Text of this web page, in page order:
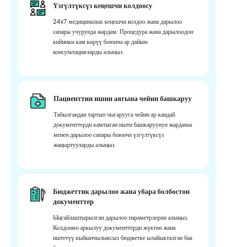
Үзгүлтүксүз кеңешчи колдоосу
24x7 медициналык кеңешчи колдоо жана дарылоо
сапары учурунда жардам. Процедура жана дарылоодон
кийинки кам көрүү боюнча ар дайым
консультацияларды алыңыз.
Пациенттин ишин аягына чейин башкаруу
Табылгандан тартып чыгарууга чейин ар кандай
документтерди камтыган ишти башкаруунун жардамы
менен дарылоо сапары боюнча үзгүлтүксүз
жаңыртууларды алыңыз.
Бюджеттик дарылоо жана убара болбостон
документтер
Ыңгайлаштырылган дарылоо параметрлерин алыңыз.
Колдонмо аркылуу документтерди жүктөө жана
иштетүү кыйынчылыксыз бюджетке ылайыкталган баа